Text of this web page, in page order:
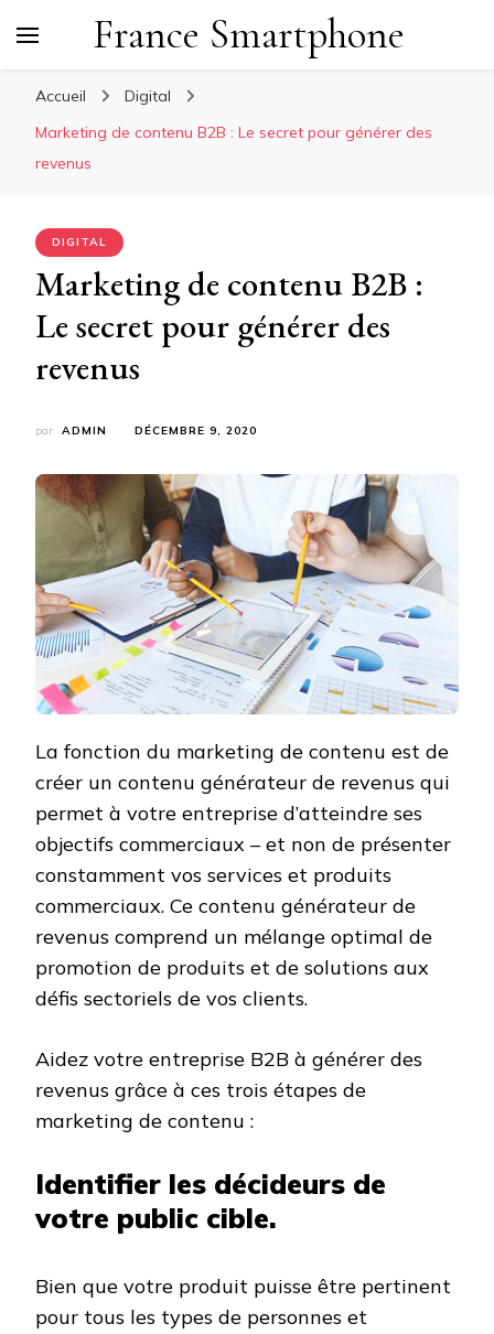
France Smartphone
Accueil
Digital
Marketing de contenu B2B : Le secret pour générer des
revenus
DIGITAL
Marketing de contenu B2B :
Le secret pour générer des
revenus
par ADMIN DÉCEMBRE 9, 2020
La fonction du marketing de contenu est de
créer un contenu générateur de revenus qui
permet à votre entreprise d’atteindre ses
objectifs commerciaux – et non de présenter
constamment vos services et produits
commerciaux. Ce contenu générateur de
revenus comprend un mélange optimal de
promotion de produits et de solutions aux
défis sectoriels de vos clients.
Aidez votre entreprise B2B à générer des
revenus grâce à ces trois étapes de
marketing de contenu :
Identifier les décideurs de
votre public cible.
Bien que votre produit puisse être pertinent
pour tous les types de personnes et